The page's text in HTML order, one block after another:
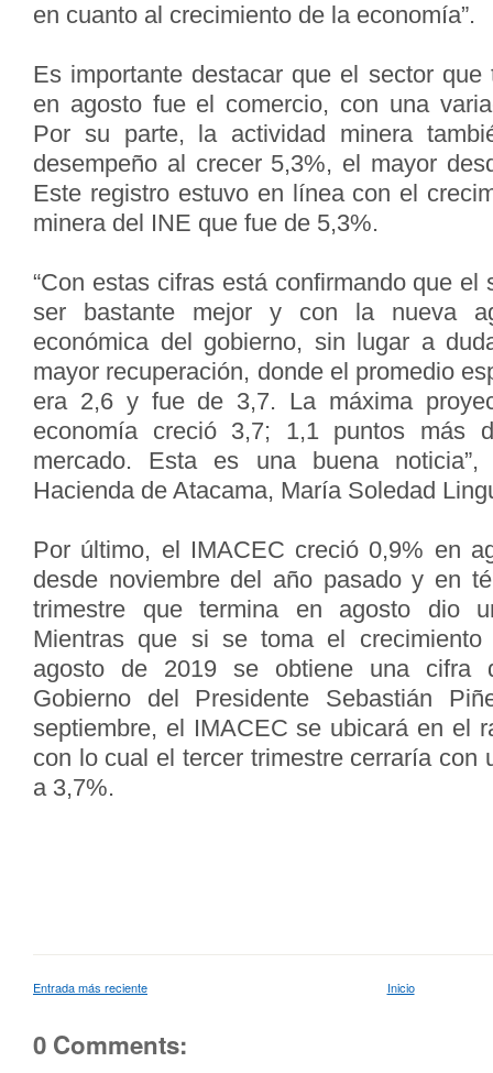
en cuanto al crecimiento de la economía”.
Es importante destacar que el sector
en agosto fue el comercio, con una
Por su parte, la actividad minera
desempeño al crecer 5,3%, el mayor
Este registro estuvo en línea con el
minera del INE que fue de 5,3%.
“Con estas cifras está confirmando que el
ser bastante mejor y con la nueva
económica del gobierno, sin lugar a
mayor recuperación, donde el promedio
era 2,6 y fue de 3,7. La máxima
economía creció 3,7; 1,1 puntos más
mercado. Esta es una buena
Hacienda de Atacama, María Soledad
Por último, el IMACEC creció 0,9% en
desde noviembre del año pasado y en
trimestre que termina en agosto dio
Mientras que si se toma el
agosto de 2019 se obtiene una cifra
Gobierno del Presidente Sebastián
septiembre, el IMACEC se ubicará en el
con lo cual el tercer trimestre cerraría con
a 3,7%.
Entrada más reciente Inicio
0 Comments: